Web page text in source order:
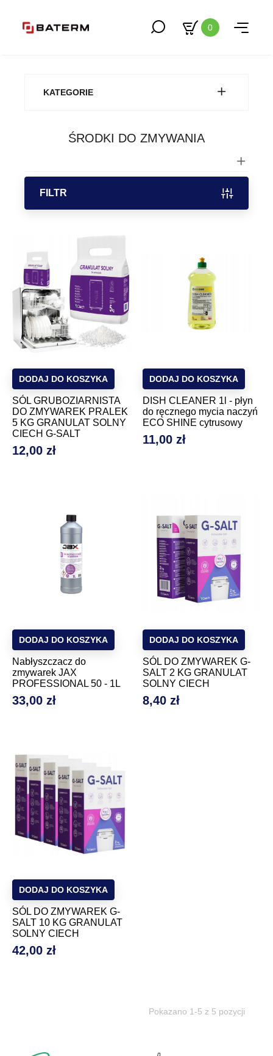
0
KATEGORIE
ŚRODKI DO ZMYWANIA
FILTR
SÓL GRUBOZIARNISTA
DO ZMYWAREK PRALEK
5 KG GRANULAT SOLNY
CIECH G-SALT
Cena
12,00 zł
DODAJ DO KOSZYKA
DISH CLEANER 1l - płyn
do ręcznego mycia naczyń
ECO SHINE cytrusowy
Cena
11,00 zł
DODAJ DO KOSZYKA
Nabłyszczacz do
zmywarek JAX
PROFESSIONAL 50 - 1L
Cena
33,00 zł
DODAJ DO KOSZYKA
SÓL DO ZMYWAREK G-
SALT 2 KG GRANULAT
SOLNY CIECH
Cena
8,40 zł
DODAJ DO KOSZYKA
SÓL DO ZMYWAREK G-
SALT 10 KG GRANULAT
SOLNY CIECH
Cena
42,00 zł
DODAJ DO KOSZYKA
Pokazano 1-5 z 5 pozycji